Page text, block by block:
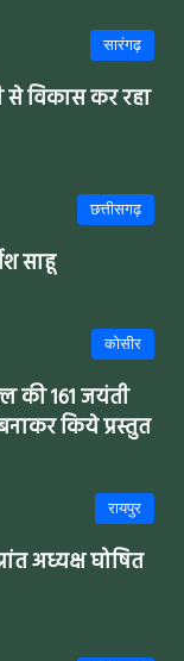
सारंगढ़
से विकास कर रहा
छत्तीसगढ़
साहू
कोसीर
की 161 जयंती
किये प्रस्तुत
रायपुर
अध्यक्ष घोषित